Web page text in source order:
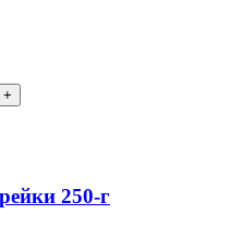
250-г